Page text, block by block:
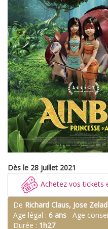
Dès le 28 juillet 2021
Achetez vos tickets
De Richard Claus, Jose
Age légal : 6 ans Age
Durée : 1h27